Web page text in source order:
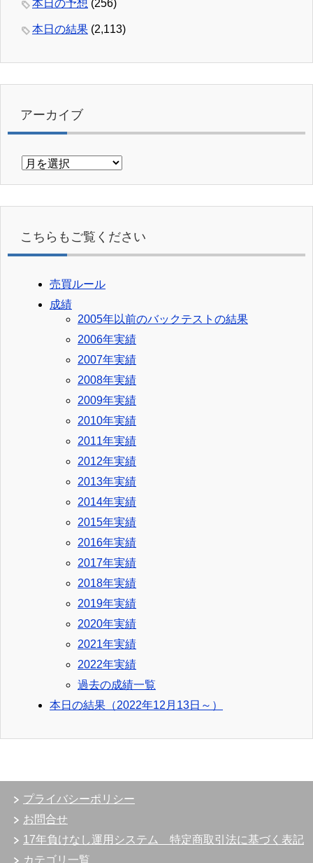
本日の予想 (256)
本日の結果 (2,113)
アーカイブ
ア
イ
こちらもご覧ください
売買ルール
成績
2005年以前のバックテストの結果
2006年実績
2007年実績
2008年実績
2009年実績
2010年実績
2011年実績
2012年実績
2013年実績
2014年実績
2015年実績
2016年実績
2017年実績
2018年実績
2019年実績
2020年実績
2021年実績
2022年実績
過去の成績一覧
本日の結果（2022年12月13日～）
プライバシーポリシー
お問合せ
17年負けなし運用システム 特定商取引法に基づく表記
カテゴリ一覧